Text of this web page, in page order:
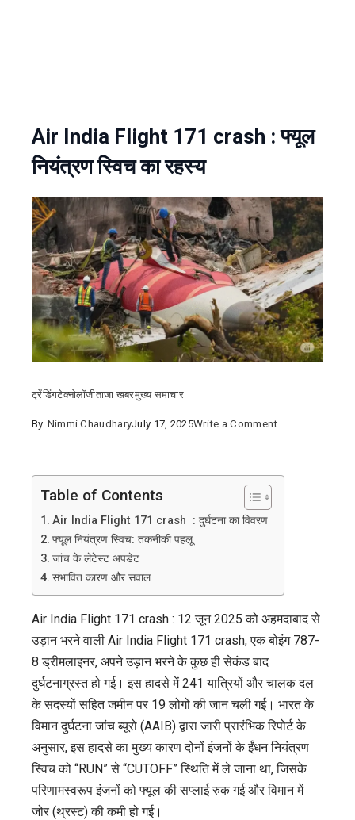
Air India Flight 171 crash : फ्यूल
नियंत्रण स्विच का रहस्य
ट्रेंडिंगटेक्नोलॉजीताजा खबरमुख्य समाचार
By Nimmi ChaudharyJuly 17, 2025Write a Commenton
नियंत्रण
स्विच
का
Table of Contents
Air India Flight 171 crash : दुर्घटना का विवरण
फ्यूल नियंत्रण स्विच: तकनीकी पहलू
जांच के लेटेस्ट अपडेट
संभावित कारण और सवाल
Air India Flight 171 crash : 12 जून 2025 को अहमदाबाद से
उड़ान भरने वाली Air India Flight 171 crash, एक बोइंग 787-
8 ड्रीमलाइनर, अपने उड़ान भरने के कुछ ही सेकंड बाद
दुर्घटनाग्रस्त हो गई। इस हादसे में 241 यात्रियों और चालक दल
के सदस्यों सहित जमीन पर 19 लोगों की जान चली गई। भारत के
विमान दुर्घटना जांच ब्यूरो (AAIB) द्वारा जारी प्रारंभिक रिपोर्ट के
अनुसार, इस हादसे का मुख्य कारण दोनों इंजनों के ईंधन नियंत्रण
स्विच को “RUN” से “CUTOFF” स्थिति में ले जाना था, जिसके
परिणामस्वरूप इंजनों को फ्यूल की सप्लाई रुक गई और विमान में
जोर (थ्रस्ट) की कमी हो गई।